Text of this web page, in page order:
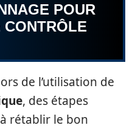
POUR
CONTRÔLE
de l’utilisation de
, des étapes
rétablir le bon